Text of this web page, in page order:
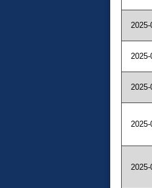
2025-
2025-
2025-
2025-
2025-